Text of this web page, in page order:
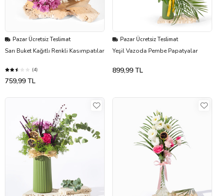
Pazar Ücretsiz Teslimat
Sarı Buket Kağıtlı Renkli Kasımpatılar
(4)
759,99 TL
Pazar Ücretsiz Teslimat
Yeşil Vazoda Pembe Papatyalar
899,99 TL